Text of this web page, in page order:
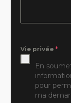
Vie privée*
En
pour
ma